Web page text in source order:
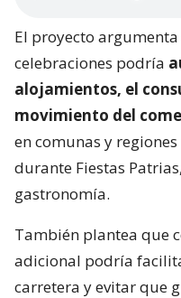
El proyecto
celebraciones podría
alojamientos, el
movimiento del
en comunas y
durante Fiestas
gastronomía.
También plantea que
adicional podría
carretera y evitar que